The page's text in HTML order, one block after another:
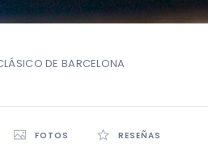
DE BARCELONA
FOTOS RESEÑAS